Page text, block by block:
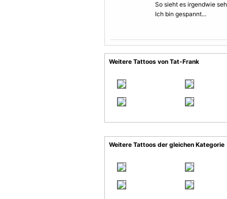
So sieht es irgendwie
Ich bin gespannt...
Weitere Tattoos von Tat-Frank
Weitere Tattoos der gleichen Kategorie